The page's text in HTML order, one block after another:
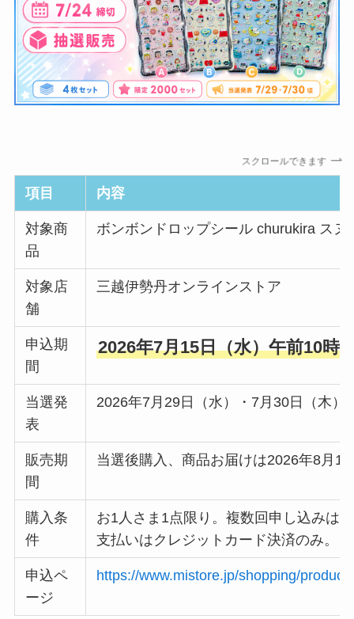
スクロールできます
項目 内容
対象商
品
ボンボンドロップシール churukira スヌ
対象店
舗
三越伊勢丹オンラインストア
申込期
間
2026年7月15日（水）午前10時
当選発
表
2026年7月29日（水）・7月30日（木）
販売期
間
当選後購入、商品お届けは2026年8月
購入条
件
お1人さま1点限り。複数回申し込みは
支払いはクレジットカード決済のみ。
申込ペ
ージ
https://www.mistore.jp/shopping/